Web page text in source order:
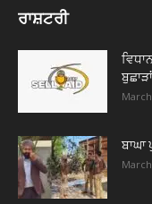
ਰਾਸ਼ਟਰੀ
ਬੁਛਾੜਾਂ
ਬਾਘਾ